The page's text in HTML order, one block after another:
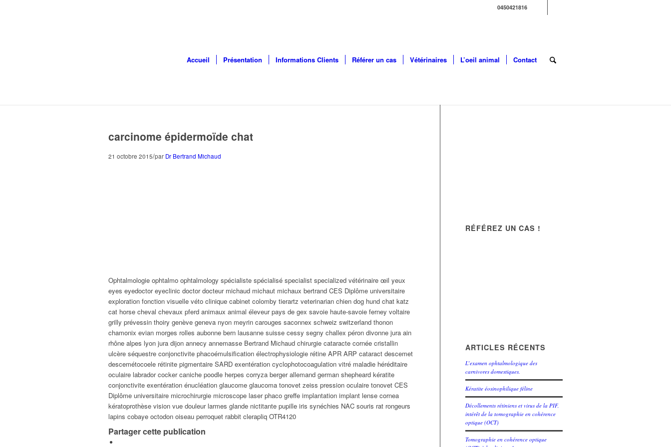
0450421816
Accueil Présentation Informations Clients Référer un cas Vétérinaires L’oeil animal Contact
carcinome épidermoïde chat
21 octobre 2015/par Dr Bertrand Michaud
Ophtalmologie ophtalmo ophtalmology spécialiste spécialisé specialist specialized vétérinaire œil yeux
eyes eyedoctor eyeclinic doctor docteur michaud michaut michaux bertrand CES Diplôme universitaire
exploration fonction visuelle véto clinique cabinet colomby tierartz veterinarian chien dog hund chat katz
cat horse cheval chevaux pferd animaux animal éleveur pays de gex savoie haute-savoie ferney voltaire
grilly prévessin thoiry genève geneva nyon meyrin carouges saconnex schweiz switzerland thonon
chamonix evian morges rolles aubonne bern lausanne suisse cessy segny challex péron divonne jura ain
rhône alpes lyon jura dijon annecy annemasse Bertrand Michaud chirurgie cataracte cornée cristallin
ulcère séquestre conjonctivite phacoémulsification électrophysiologie rétine APR ARP cataract descemet
descemétocoele rétinite pigmentaire SARD exentération cyclophotocoagulation vitré maladie héréditaire
oculaire labrador cocker caniche poodle herpes corryza berger allemand german shepheard kératite
conjonctivite exentération énucléation glaucome glaucoma tonovet zeiss pression oculaire tonovet CES
Diplôme universitaire microchirurgie microscope laser phaco greffe implantation implant lense cornea
kératoprothèse vision vue douleur larmes glande nictitante pupille iris synéchies NAC souris rat rongeurs
lapins cobaye octodon oiseau perroquet rabbit clerapliq OTR4120
Partager cette publication
RÉFÉREZ UN CAS !
ARTICLES RÉCENTS
L’examen ophtalmologique des
carnivores domestiques.
Kératite éosinophilique féline
Décollements rétiniens et virus de la PIF,
intérêt de la tomographie en cohérence
optique (OCT)
Tomographie en cohérence optique